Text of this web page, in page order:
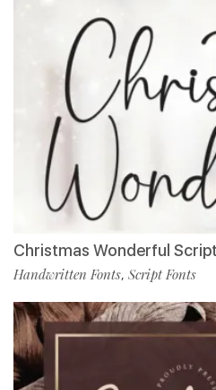
Christmas Wonderful
Handwritten Fonts, Script Fonts